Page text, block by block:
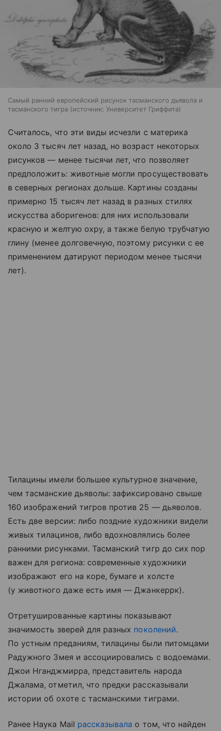
Самый ранний европейский рисунок тасманского дьявола и
тасманского тигра
источник: Университет Гриффита
Считалось, что эти виды исчезли с материка
около 3 тысяч лет назад, но возраст некоторых
рисунков — менее тысячи лет, что позволяет
предположить: животные могли просуществовать
в северных регионах дольше. Картины созданы
примерно 15 тысяч лет назад в разных стилях
искусства аборигенов: для них использовали
красную и желтую охру, а также белую трубчатую
глину (менее долговечную, поэтому рисунки с ее
применением датируют периодом менее тысячи
лет).
Тилацины имели большее культурное значение,
чем тасманские дьяволы: зафиксировано свыше
160 изображений тигров против 25 — дьяволов.
Есть две версии: либо поздние художники видели
живых тилацинов, либо вдохновлялись более
ранними рисунками. Тасманский тигр до сих пор
важен для региона: современные художники
изображают его на коре, бумаге и холсте
(у животного даже есть имя — Джанкеррк).
Отретушированные картины показывают
значимость зверей для разных поколений.
По устным преданиям, тилацины были питомцами
Радужного Змея и ассоциировались с водоемами.
Джои Нганджмирра, представитель народа
Джалама, отметил, что предки рассказывали
истории об охоте с тасманскими тиграми.
Ранее Наука Mail рассказывала о том, что найден